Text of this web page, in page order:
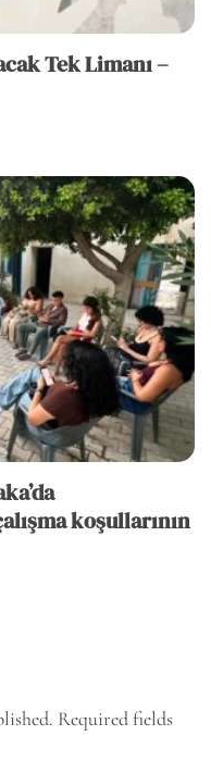
Tek Limanı –
koşullarının
Required fields